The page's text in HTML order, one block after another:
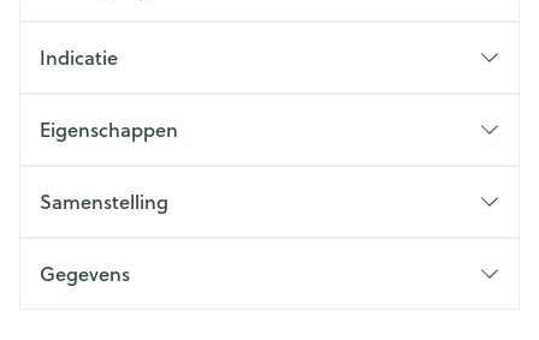
Indicatie
Eigenschappen
Samenstelling
Gegevens